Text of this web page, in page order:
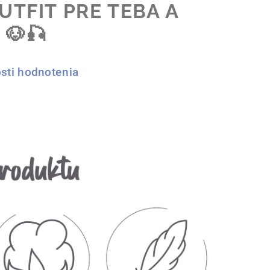
PRE TEBA A
🐶🎣
hodnotenia